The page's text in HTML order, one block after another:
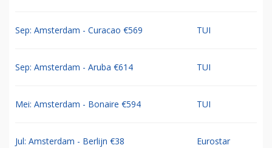
Sep: Amsterdam - Curacao €569 TUI
Sep: Amsterdam - Aruba €614 TUI
Mei: Amsterdam - Bonaire €594 TUI
Jul: Amsterdam - Berlijn €38 Eurostar